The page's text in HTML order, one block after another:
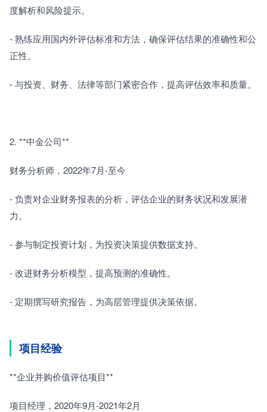
度解析和风险提示。
- 熟练应用国内外评估标准和方法，确保评估结果的准确性和公
正性。
- 与投资、财务、法律等部门紧密合作，提高评估效率和质量。
2. **中金公司**
财务分析师，2022年7月-至今
- 负责对企业财务报表的分析，评估企业的财务状况和发展潜
力。
- 参与制定投资计划，为投资决策提供数据支持。
- 改进财务分析模型，提高预测的准确性。
- 定期撰写研究报告，为高层管理提供决策依据。
项目经验
**企业并购价值评估项目**
项目经理，2020年9月-2021年2月